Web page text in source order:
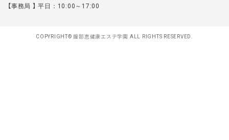
【事務局 】 平日：10:00～17:00
COPYRIGHT© 服部恵健康エステ学園 ALL RIGHTS RESERVED.